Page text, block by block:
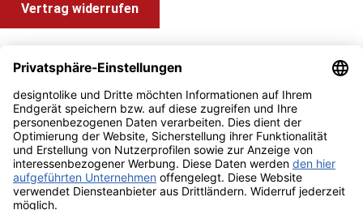
Vertrag widerrufen
Information und Impressum
Zahlung & Versand